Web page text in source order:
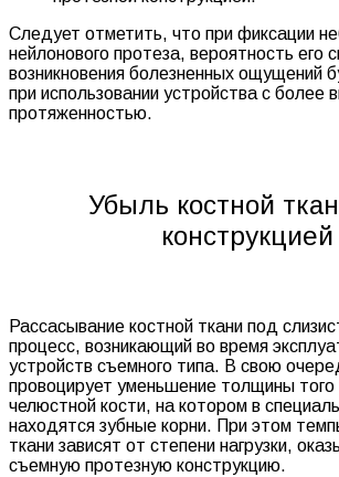
Следует отметить, что при фиксации
нейлонового протеза, вероятность его
возникновения болезненных ощущений
при использовании устройства с более
протяженностью.
Убыль костной
конструкцией
Рассасывание костной ткани под
процесс, возникающий во время
устройств съемного типа. В свою
провоцирует уменьшение толщины того
челюстной кости, на котором в
находятся зубные корни. При этом
ткани зависят от степени нагрузки,
съемную протезную конструкцию.